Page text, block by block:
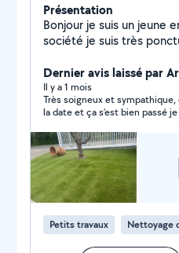
Présentation
Bonjour je suis un jeune
société je suis très
Dernier avis laissé par
Il y a 1 mois
Très soigneux et
la date et ça s’est bien passé
Petits travaux Nettoyage